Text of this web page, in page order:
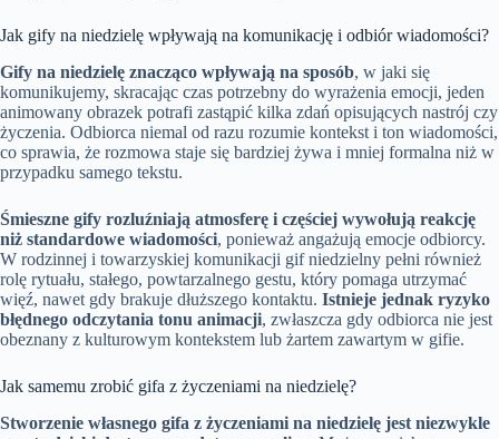
Jak gify na niedzielę wpływają na komunikację i odbiór wiadomości?
Gify na niedzielę znacząco wpływają na sposób, w jaki się
komunikujemy, skracając czas potrzebny do wyrażenia emocji, jeden
animowany obrazek potrafi zastąpić kilka zdań opisujących nastrój czy
życzenia. Odbiorca niemal od razu rozumie kontekst i ton wiadomości,
co sprawia, że rozmowa staje się bardziej żywa i mniej formalna niż w
przypadku samego tekstu.
Śmieszne gify rozluźniają atmosferę i częściej wywołują reakcję
niż standardowe wiadomości, ponieważ angażują emocje odbiorcy.
W rodzinnej i towarzyskiej komunikacji gif niedzielny pełni również
rolę rytuału, stałego, powtarzalnego gestu, który pomaga utrzymać
więź, nawet gdy brakuje dłuższego kontaktu. Istnieje jednak ryzyko
błędnego odczytania tonu animacji, zwłaszcza gdy odbiorca nie jest
obeznany z kulturowym kontekstem lub żartem zawartym w gifie.
Jak samemu zrobić gifa z życzeniami na niedzielę?
Stworzenie własnego gifa z życzeniami na niedzielę jest niezwykle